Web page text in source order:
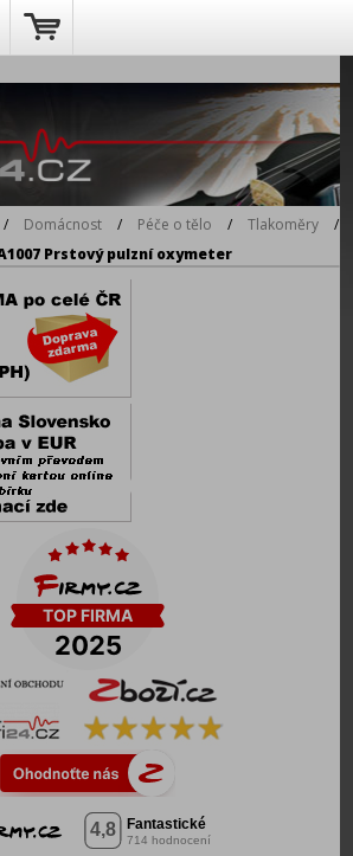
/ Domácnost / Péče o tělo / Tlakoměry
/
Prstový pulzní oxymeter